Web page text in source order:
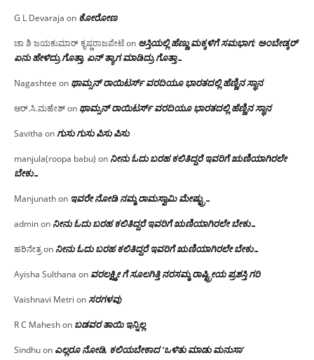
G L Devaraja on ಕೋರೋಣ
ಚಾ ಶಿ ಜಯಕುಮಾರ್ ಕೃಷ್ಣರಾಜಪೇಟೆon ಆಸ್ತಿಯಲ್ಲಿ ಹೆಣ್ಣು ಮಕ್ಕಳಿಗೆ ಸಮಭಾಗ; ಅಂಬೇಡ್ಕರ್
ಏನು ಹೇಳಿದ್ರು ಗೊತ್ತಾ, ಏನ್ ತ್ಯಾಗ ಮಾಡಿದ್ರು ಗೊತ್ತಾ…
Nagashtee on ಥಾಮ್ಸನ್ ರಾಯಿಟರ್ಸ್ ವರದಿಯೂ ಭಾರತದಲ್ಲಿ ಹೆಣ್ಣಿನ ಸ್ಥಾನ‌
ಆರ್.ಸಿ.ಮಹೇಶ್on ಥಾಮ್ಸನ್ ರಾಯಿಟರ್ಸ್ ವರದಿಯೂ ಭಾರತದಲ್ಲಿ ಹೆಣ್ಣಿನ ಸ್ಥಾನ‌
Savitha onಗುಸು ಗುಸು ಪಿಸು ಪಿಸು
manjula(roopa babu) on ನೀನು ಓದು ಬರಹ ಕಲಿತಿದ್ದರೆ ಇವರಿಗೆ ಋಣಿಯಾಗಿರಲೇ
ಬೇಕು…
Manjunathon ಇವರೇ‌ ನೋಡಿ‌ ನಮ್ಮ‌ ರಾಮಸ್ವಾಮಿ ಮೇಷ್ಟ್ರು…
adminon ನೀನು ಓದು ಬರಹ ಕಲಿತಿದ್ದರೆ ಇವರಿಗೆ ಋಣಿಯಾಗಿರಲೇ ಬೇಕು…
ಹರಿನೇತ್ರon ನೀನು ಓದು ಬರಹ ಕಲಿತಿದ್ದರೆ ಇವರಿಗೆ ಋಣಿಯಾಗಿರಲೇ ಬೇಕು…
Ayisha Sulthana on ವರಲಕ್ಷ್ಮೀ ಗೆ ಸೂಲಗಿತ್ತಿ ನರಸಮ್ಮ‌ ರಾಷ್ಟ್ರೀಯ ಪ್ರಶಸ್ತಿ ಗರಿ
Vaishnavi Metri onಸರಗಳವು
R C Maheshon ಬಡವರ ತಾಯಿ ಇನ್ನಿಲ್ಲ
Sindhuon ಎಲ್ಲರೂ ನೋಡಿ, ಕಲಿಯಬೇಕಾದ ‘ಒಳಿತು ಮಾಡು ಮನುಸಾ’